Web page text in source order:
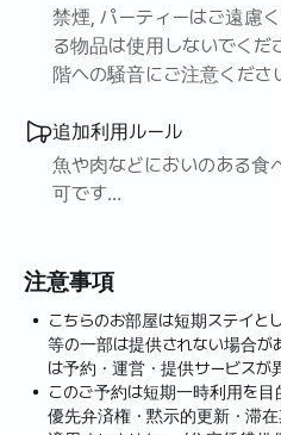
禁煙, パーティーはご遠慮
る物品は使用しないでく
階への騒音にご注意くださ
追加利用ルール
魚や肉などにおいのある
可です
い。
注意事項
こちらのお部屋は短期ステイと
等の一部は提供されない場合が
は予約・運営・提供サービスが
このご予約は短期一時利用を目
優先弁済権・黙示的更新・滞